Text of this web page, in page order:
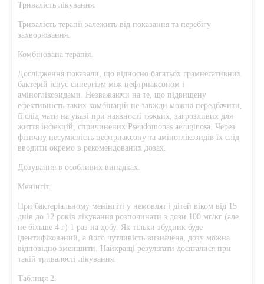
Тривалість лікування.
Тривалість терапії залежить від показання та перебігу
захворювання.
Комбінована терапія.
Дослідження показали, що відносно багатьох грамнегативних
бактерій існує синергізм між цефтриаксоном і
аміноглікозидами. Незважаючи на те, що підвищену
ефективність таких комбінацій не завжди можна передбачити,
її слід мати на увазі при наявності тяжких, загрозливих для
життя інфекцій, спричинених Pseudomonas aeruginosa. Через
фізичну несумісність цефтриаксону та аміноглікозидів їх слід
вводити окремо в рекомендованих дозах.
Дозування в особливих випадках.
Менінгіт.
При бактеріальному менінгіті у немовлят і дітей віком від 15
днів до 12 років лікування розпочинати з дози 100 мг/кг (але
не більше 4 г) 1 раз на добу. Як тільки збудник буде
ідентифікований, а його чутливість визначена, дозу можна
відповідно зменшити. Найкращі результати досягалися при
такій тривалості лікування:
Таблиця 2.